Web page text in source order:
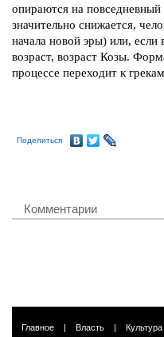
опираются на
значительно снижается,
начала новой эры) или, если
возраст, возраст Козы.
процессе переходит к
Поделиться
Комментарии
Главное | Власть | Культура